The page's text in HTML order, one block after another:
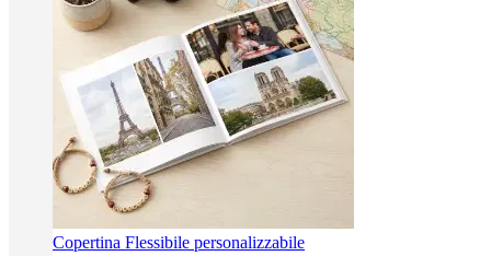
Copertina Flessibile personalizzabile